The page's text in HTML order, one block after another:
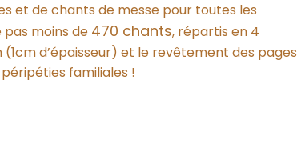
et de chants de messe pour toutes les
pas moins de 470 chants, répartis en 4
d’épaisseur) et le revêtement des pages
familiales !